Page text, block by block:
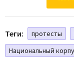
Теги: протесты
Национальный